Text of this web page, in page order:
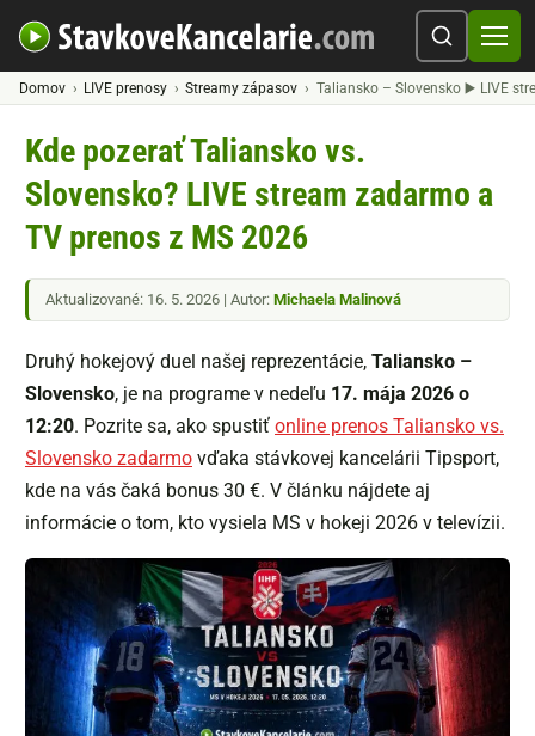
Domov LIVE prenosy Streamy zápasov Taliansko – Slovensko ▶️ LIVE
Kde pozerať Taliansko vs.
Slovensko? LIVE stream zadarmo a
TV prenos z MS 2026
Aktualizované: 16. 5. 2026 | Autor: Michaela Malinová
Druhý hokejový duel našej reprezentácie, Taliansko –
Slovensko, je na programe v nedeľu 17. mája 2026 o
12:20. Pozrite sa, ako spustiť online prenos Taliansko vs.
Slovensko zadarmo vďaka stávkovej kancelárii Tipsport,
kde na vás čaká bonus 30 €. V článku nájdete aj
informácie o tom, kto vysiela MS v hokeji 2026 v televízii.